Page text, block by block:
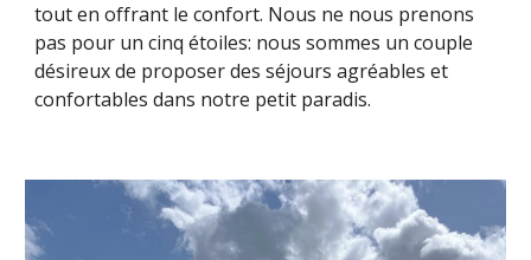
tout en offrant le confort. Nous ne nous prenons
pas pour un cinq étoiles: nous sommes un couple
désireux de proposer des séjours agréables et
confortables dans notre petit paradis.